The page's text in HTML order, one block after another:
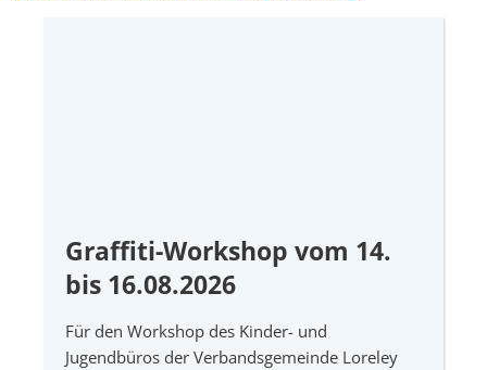
Graffiti-Workshop vom 14.
bis 16.08.2026
Für den Workshop des Kinder- und
Jugendbüros der Verbandsgemeinde Loreley